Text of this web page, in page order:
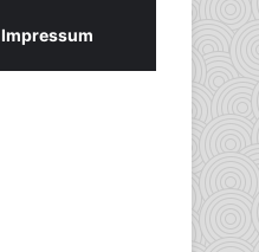
Impressum